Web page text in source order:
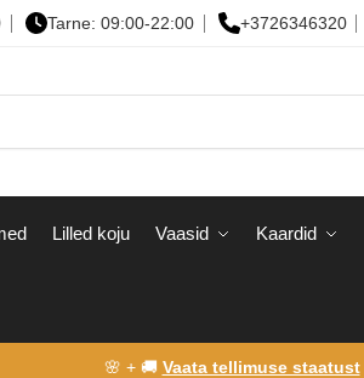
Tarne: 09:00-22:00 +3726346320
Lilled koju Vaasid Kaardid
🌸 + 🚚 Vaata tellimuse staatust